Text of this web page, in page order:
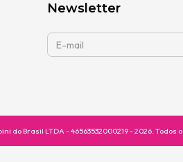
Newsletter
do Brasil LTDA - 46563532000219 - 2026.